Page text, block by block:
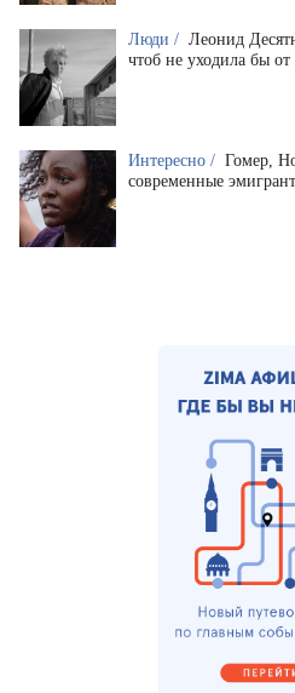
Люди / Леонид
чтоб не уходила бы
Интересно / Гомер,
современные